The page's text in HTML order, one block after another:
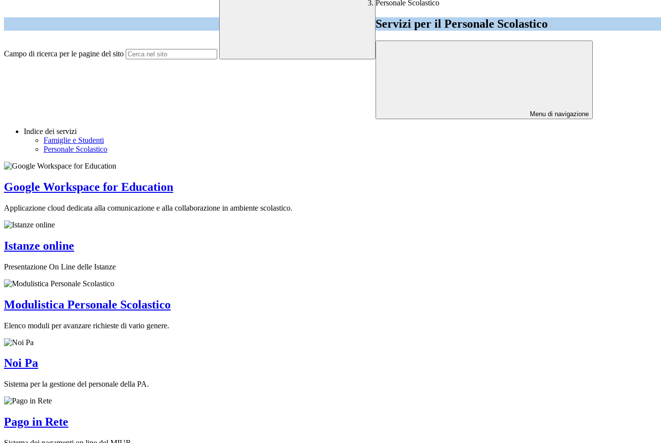
Campo di ricerca per le pagine del sito
Personale Scolastico
Servizi per il Personale Scolastico
Menu di navigazione
Indice dei servizi
Famiglie e Studenti
Personale Scolastico
Google Workspace for Education
Applicazione cloud dedicata alla comunicazione e alla collaborazione in ambiente scolastico.
Istanze online
Presentazione On Line delle Istanze
Modulistica Personale Scolastico
Elenco moduli per avanzare richieste di vario genere.
Noi Pa
Sistema per la gestione del personale della PA.
Pago in Rete